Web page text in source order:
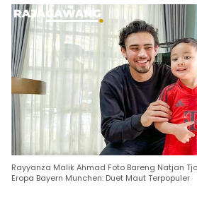
Rayyanza Malik Ahmad Foto Bareng Natjan
Eropa Bayern Munchen: Duet Maut Terpopuler